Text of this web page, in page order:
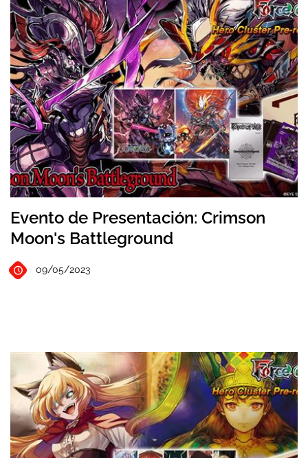
Evento de Presentación: Crimson
Moon's Battleground
09/05/2023